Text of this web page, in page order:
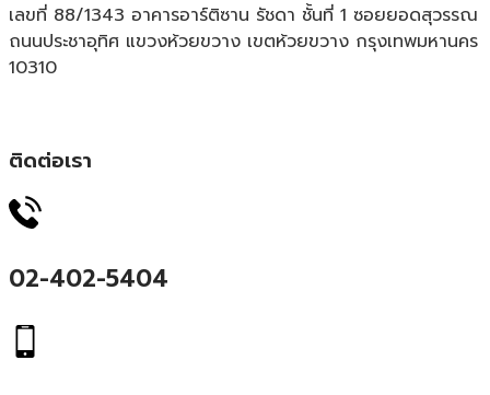
เลขที่ 88/1343 อาคารอาร์ติซาน รัชดา ชั้นที่ 1 ซอยยอดสุวรรณ
ถนนประชาอุทิศ แขวงห้วยขวาง เขตห้วยขวาง กรุงเทพมหานคร
10310
ติดต่อเรา
02-402-5404